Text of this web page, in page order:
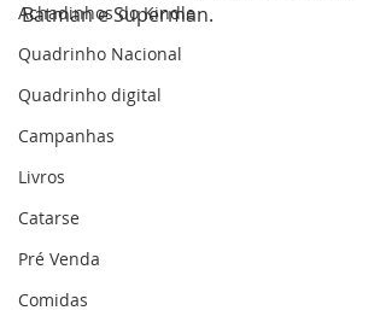
Achadinhos do Kindle
Quadrinho Nacional
Quadrinho digital
Campanhas
Livros
Catarse
Pré Venda
Comidas
Batman e Superman.